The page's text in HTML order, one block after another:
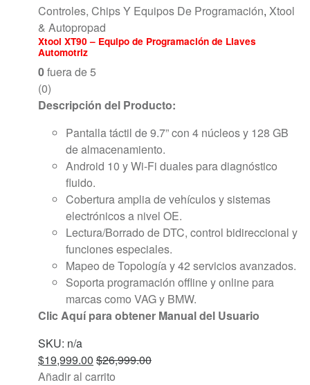
Controles, Chips Y Equipos De Programación, Xtool
& Autopropad
Xtool XT90 – Equipo de Programación de Llaves
Automotriz
0fuera de 5
(0)
Descripción del Producto:
Pantalla táctil de 9.7” con 4 núcleos y 128 GB
de almacenamiento.
Android 10 y Wi-Fi duales para diagnóstico
fluido.
Cobertura amplia de vehículos y sistemas
electrónicos a nivel OE.
Lectura/Borrado de DTC, control bidireccional y
funciones especiales.
Mapeo de Topología y 42 servicios avanzados.
Soporta programación offline y online para
marcas como VAG y BMW.
Clic Aquí para obtener Manual del Usuario
SKU: n/a
$19,999.00 $26,999.00
Añadir al carrito